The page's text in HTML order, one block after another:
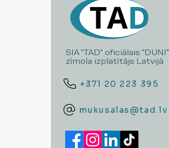
SIA "TAD" oficiālais "DUNI"
zīmola izplatītājs Latvijā
+371 20 223 395
mukusalas@tad.lv